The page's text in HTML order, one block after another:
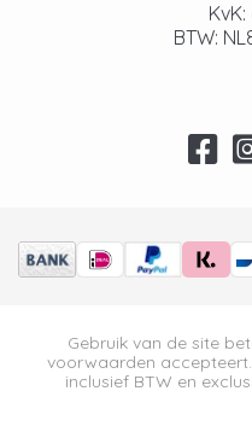
KvK:
BTW:
Gebruik van de site
voorwaarden accepteert.
inclusief BTW en